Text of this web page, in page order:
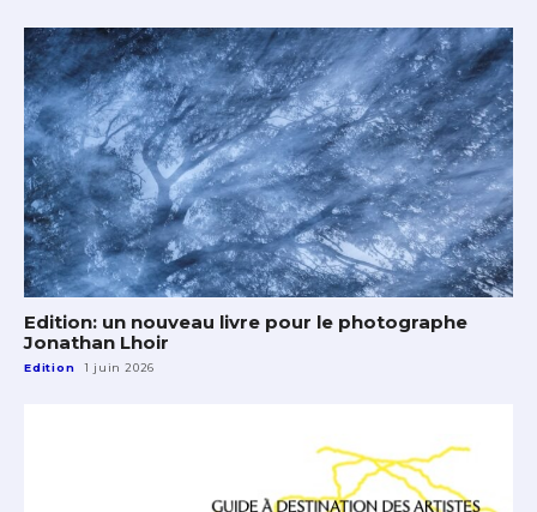
Edition: un nouveau livre pour le photographe
Jonathan Lhoir
Edition 1 juin 2026